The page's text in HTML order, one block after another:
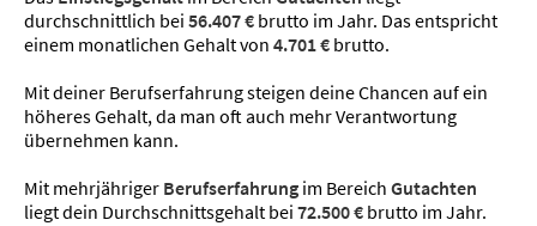
durchschnittlich bei 56.407 € brutto im Jahr. Das entspricht
einem monatlichen Gehalt von 4.701 € brutto.
Mit deiner Berufserfahrung steigen deine Chancen auf ein
höheres Gehalt, da man oft auch mehr Verantwortung
übernehmen kann.
Mit mehrjähriger Berufserfahrung im Bereich Gutachten
liegt dein Durchschnittsgehalt bei 72.500 € brutto im Jahr.